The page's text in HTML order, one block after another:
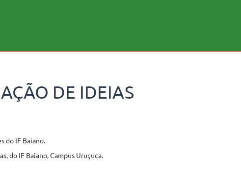
DE IDEIAS
do IF Baiano.
do IF Baiano, Campus Uruçuca.